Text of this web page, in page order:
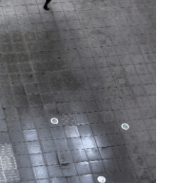
DETTAGLI